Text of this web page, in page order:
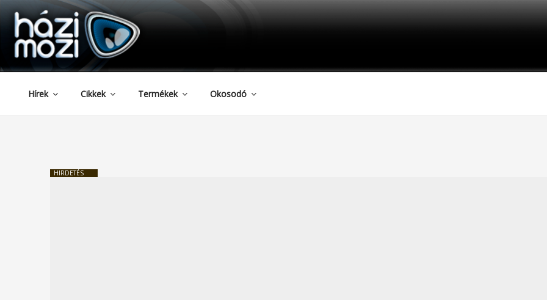
Tartalomhoz
HAZIMOZI
Hírek Cikkek Termékek Okosodó
HIRDETÉS